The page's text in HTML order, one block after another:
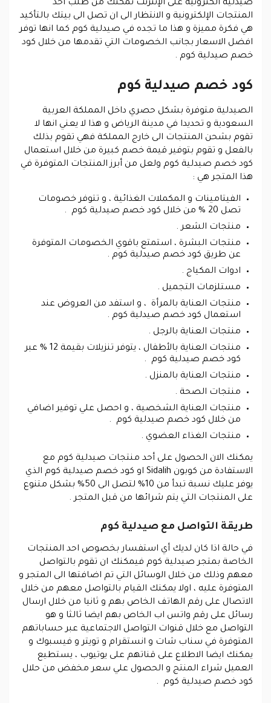
صيدلية الكترونية على الإنترنت تمكنك من طلب احد
المنتجات الإلكترونية و الانتظار الى ان تصل الى بيتك بالتأكيد
هي فكرة مميزة و هذا ما تجده في صيدلية كوم كما انها توفر
افضل الاسعار بجانب الخصومات التي تقدمها من خلال كود
خصم صيدلية كوم .
كود خصم صيدلية كوم
الصيدلية متوفرة بشكل حصري داخل المملكة العربية
السعودية و تحديدا في مدينة الرياض و هذا لا يعني انها لا
تقوم بشحن المنتجات الى خارج المملكة فهي تقوم بذلك
بالفعل و تقوم بتوفير قيمة خصم كبيرة من خلال استعمال
كود خصم صيدلية كوم ولعل من أبرز المنتجات المتوفرة في
هذا المتجر هي :
الفيتامينات و المكملات الغذائية ، و تتوفر خصومات
تصل 20 % من خلال كود خصم صيدلية كوم .
منتجات الشعر .
منتجات البشرة ، استمتع باقوي الخصومات المتوفرة
عن طريق كود خصم صيدلية كوم .
ادوات المكياج .
مستلزمات التجميل .
منتجات العناية بالمرأة ، و استفد من العروض عند
استعمال كود خصم صيدلية كوم .
منتجات العناية بالرجل .
منتجات العناية بالأطفال ، يتوفر تنزيلات بقيمة 12 % عبر
كود خصم صيدلية كوم .
منتجات العناية بالمنزل .
منتجات الصحة .
منتجات العناية الشخصية ، و احصل علي توفير اضافي
من خلال كود خصم صيدلية كوم .
منتجات الغذاء العضوي .
يمكنك الان الحصول على أحد منتجات صيدلية كوم مع
الاستفادة من كوبون Sidalih او كود خصم صيدلية كوم الذي
يوفر عليك نسبة تبدأ من 10% لتصل الى 50% بشكل متنوع
على المنتجات التي يتم شرائها من قبل المتجر .
طريقة التواصل مع صيدلية كوم
في حالة اذا كان لديك أي استفسار بخصوص احد المنتجات
الخاصة بمتجر صيدلية كوم فيمكنك ان تقوم بالتواصل
معهم وذلك من خلال الوسائل التي تم اضافتها الى المتجر و
المتوفرة عليه ، اولا يمكنك القيام بالتواصل معهم من خلال
الاتصال على رقم الهاتف الخاص بهم و ثانيا من خلال ارسال
رسائل على رقم واتس اب الخاص بهم ايضا ثالثا و هو
التواصل مع خلال قنوات التواصل الاجتماعية عبر حساباتهم
المتوفرة في سناب شات و انستقرام و تويتر و فيسبوك و
يمكنك ايضا الاطلاع على قناتهم على يوتيوب ، يستطيع
العميل شراء المنتج و الحصول علي سعر مخفض من حلال
كود خصم صيدلية كوم .